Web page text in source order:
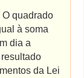
O quadrado
à soma
dia a
da Lei